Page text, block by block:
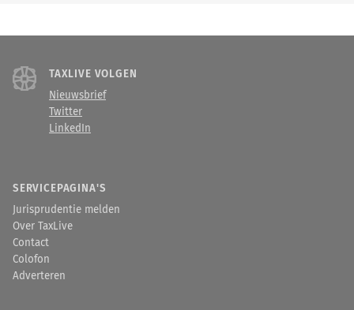
TAXLIVE VOLGEN
Nieuwsbrief
Twitter
LinkedIn
SERVICEPAGINA'S
Jurisprudentie melden
Over TaxLive
Contact
Colofon
Adverteren